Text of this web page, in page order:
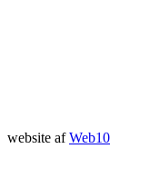
website afWeb10